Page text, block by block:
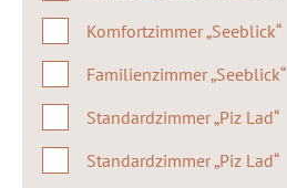
Komfortzimmer „Seeblick“
Familienzimmer „Seeblick“
Standardzimmer „Piz Lad“
Standardzimmer „Piz Lad“